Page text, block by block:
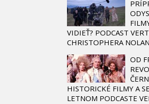
VIDIEŤ? PODCAST
CHRISTOPHERA
OD
HISTORICKÉ FILMY A
LETNOM PODCASTE